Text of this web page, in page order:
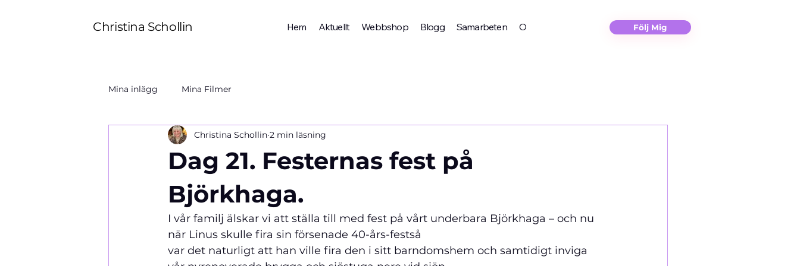
Christina Schollin Hem Aktuellt Webbshop Blogg Samarbeten Om Christina Kontakt Följ Mig
Mina inlägg Mina Filmer
Dag 21. Festernas fest på
Björkhaga.
Christina Schollin 2 min läsning
I vår familj älskar vi att ställa till med fest på vårt underbara Björkhaga – och nu
när Linus skulle fira sin försenade 40-års-festså
var det naturligt att han ville fira den i sitt barndomshem och samtidigt inviga